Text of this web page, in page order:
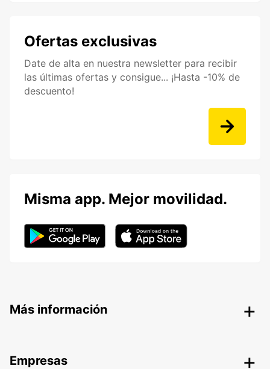
Ofertas exclusivas
Date de alta en nuestra newsletter para recibir
las últimas ofertas y consigue... ¡Hasta -10% de
descuento!
Misma app. Mejor movilidad.
Más información
Empresas